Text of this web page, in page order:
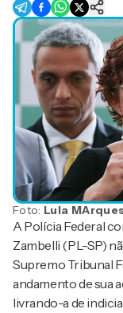
Foto: Lula
A Polícia Federal
Zambelli (PL-SP)
Supremo Tribunal
andamento de sua
livrando-a de